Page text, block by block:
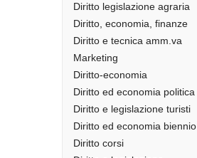
Diritto legislazione agraria
Diritto, economia, finanze
Diritto e tecnica amm.va
Marketing
Diritto-economia
Diritto ed economia politica
Diritto e legislazione turisti
Diritto ed economia biennio
Diritto corsi